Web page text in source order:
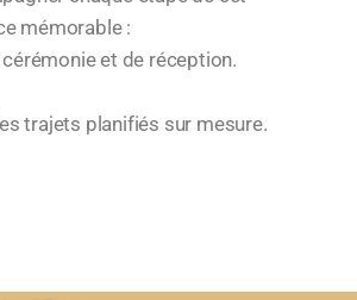
mémorable :
et de réception.
trajets planifiés sur mesure.